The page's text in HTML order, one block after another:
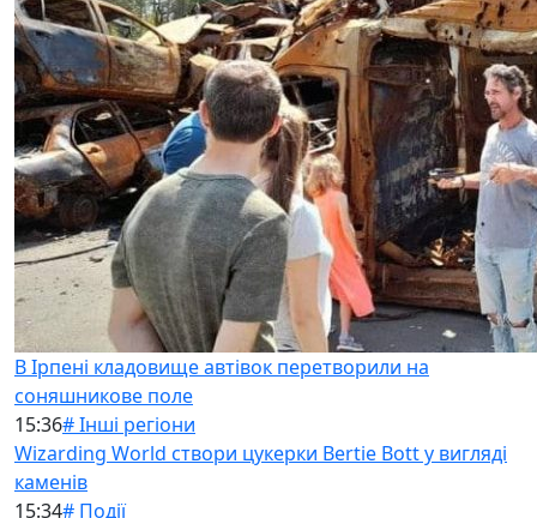
В Ірпені кладовище автівок перетворили на
соняшникове поле
15:36# Інші регіони
Wizarding World створи цукерки Bertie Bott у вигляді
каменів
15:34# Події